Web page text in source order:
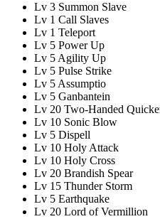
Lv 3 Summon Slave
Lv 1 Call Slaves
Lv 1 Teleport
Lv 5 Power Up
Lv 5 Agility Up
Lv 5 Pulse Strike
Lv 5 Assumptio
Lv 5 Ganbantein
Lv 20 Two-Handed
Lv 10 Sonic Blow
Lv 5 Dispell
Lv 10 Holy Attack
Lv 10 Holy Cross
Lv 20 Brandish Spear
Lv 15 Thunder Storm
Lv 5 Earthquake
Lv 20 Lord of Vermillion